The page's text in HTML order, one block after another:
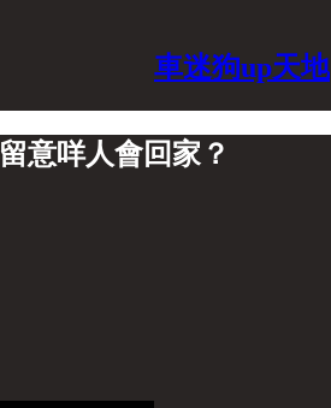
車迷狗up天地
意咩人會回家？